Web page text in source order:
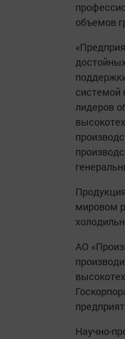
объемов
системой
лидеров
мировом
АО
Научно-